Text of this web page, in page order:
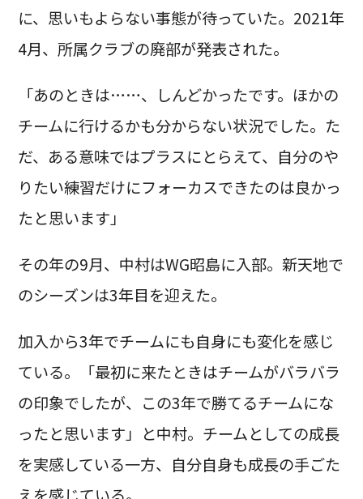
に、思いもよらない事態が待っていた。2021年
4月、所属クラブの廃部が発表された。
「あのときは……、しんどかったです。ほかの
チームに行けるかも分からない状況でした。た
だ、ある意味ではプラスにとらえて、自分のや
りたい練習だけにフォーカスできたのは良かっ
たと思います」
その年の9月、中村はWG昭島に入部。新天地で
のシーズンは3年目を迎えた。
加入から3年でチームにも自身にも変化を感じ
ている。「最初に来たときはチームがバラバラ
の印象でしたが、この3年で勝てるチームにな
ったと思います」と中村。チームとしての成長
を実感している一方、自分自身も成長の手ごた